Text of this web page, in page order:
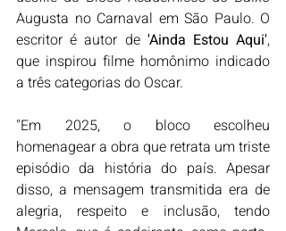
Augusta no Carnaval em São Paulo. O
escritor é autor de 'Ainda Estou Aqui',
que inspirou filme homônimo indicado
a três categorias do Oscar.
"Em 2025, o bloco escolheu
homenagear a obra que retrata um triste
episódio da história do país. Apesar
disso, a mensagem transmitida era de
alegria, respeito e inclusão, tendo